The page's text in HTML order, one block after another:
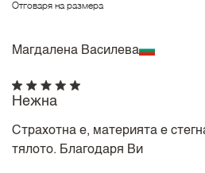
Отговаря на размера
Магдалена Василева
Нежна
Страхотна е, материята е
тялото. Благодаря Ви